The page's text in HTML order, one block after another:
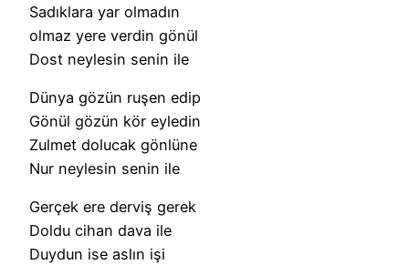
Sadıklara yar olmadın
olmaz yere verdin gönül
Dost neylesin senin ile
Dünya gözün ruşen edip
Gönül gözün kör eyledin
Zulmet dolucak gönlüne
Nur neylesin senin ile
Gerçek ere derviş gerek
Doldu cihan dava ile
Duydun ise aslın işi